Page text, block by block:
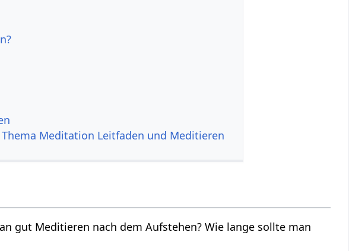
Meditation Leitfaden und Meditieren
gut Meditieren nach dem Aufstehen? Wie lange sollte man